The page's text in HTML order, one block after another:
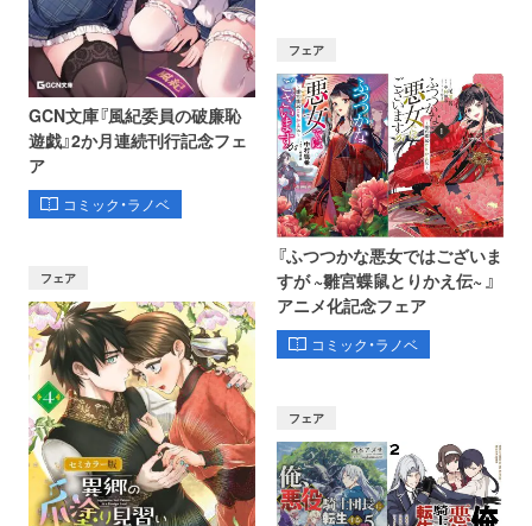
GCN文庫『風紀委員の破廉恥
遊戯』2か月連続刊行記念フェ
ア
コミック・ラノベ
フェア
フェア
『ふつつかな悪女ではございま
すが ~雛宮蝶鼠とりかえ伝~ 』
アニメ化記念フェア
コミック・ラノベ
フェア